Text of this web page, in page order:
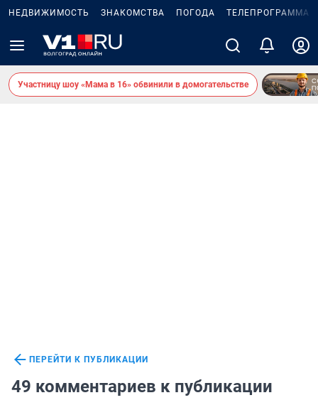
НЕДВИЖИМОСТЬ ЗНАКОМСТВА ПОГОДА ТЕЛЕПРОГРАММА
Участницу шоу «Мама в 16» обвинили в домогательстве
ПЕРЕЙТИ К ПУБЛИКАЦИИ
49 комментариев к публикации